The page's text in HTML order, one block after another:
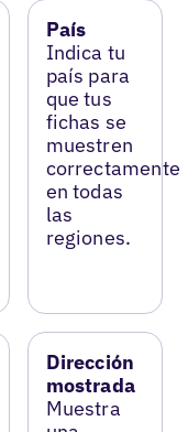
País
Indica tu
país para
que tus
fichas se
muestren
correctamente
en todas
las
regiones.
Dirección
mostrada
Muestra